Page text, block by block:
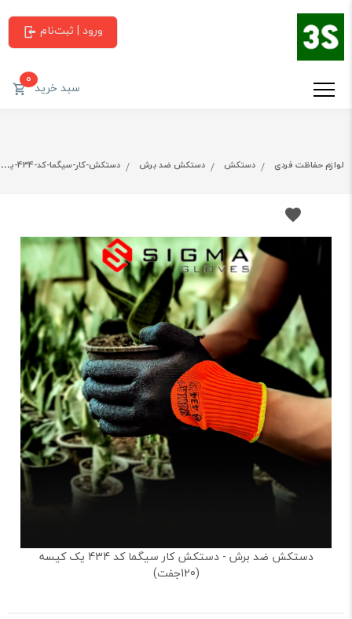
ورود | ثبت‌نام
سبد خرید0
لوازم حفاظت فردی دستکش دستکش ضد برش دستکش-کار-سیگما-کد-434-یک-کیسه-(120جفت)
دستکش ضد برش - دستکش کار سیگما کد 434 یک کیسه
(120جفت)